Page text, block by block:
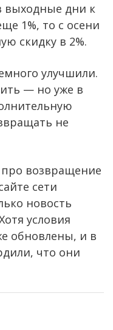
выходные дни к
1%, то с осени
скидку в 2%.
улучшили.
— но уже в
не
возвращение
сети
новость
условия
обновлены, и в
что они